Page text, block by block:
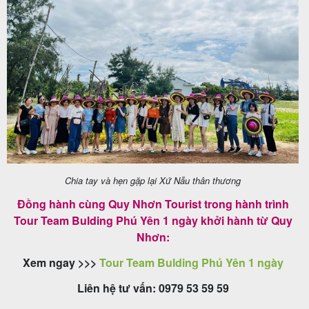
Chia tay và hẹn gặp lại Xứ Nẫu thân thương
Đồng hành cùng Quy Nhơn Tourist trong hành trình
Tour Team Bulding Phú Yên 1 ngày khởi hành từ Quy
Nhơn:
Xem ngay >>> Tour Team Bulding Phú Yên 1 ngày
Liên hệ tư vấn: 0979 53 59 59